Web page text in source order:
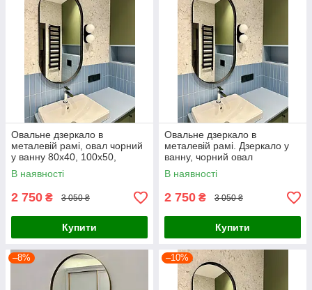
Овальне дзеркало в
металевій рамі, овал чорний
у ванну 80х40, 100х50,
120х60 см
В наявності
2 750 ₴ 3 050 ₴
Купити
Овальне дзеркало в
металевій рамі. Дзеркало у
ванну, чорний овал
В наявності
2 750 ₴ 3 050 ₴
Купити
–8% –10%